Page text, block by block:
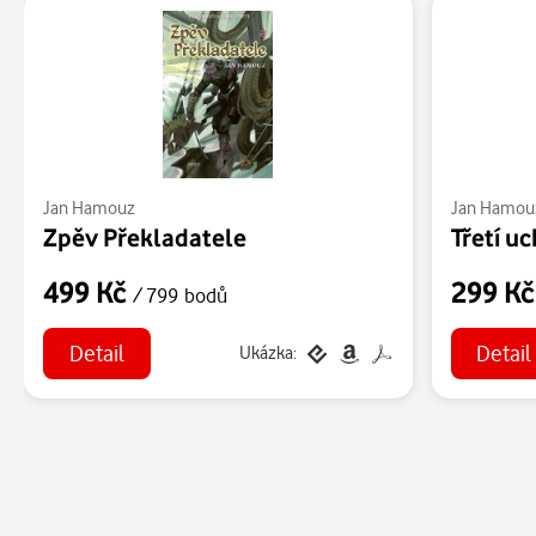
Jan Hamouz
Zpěv Překladatele
499 Kč / 799 bodů
Detail Ukázka:
Jan
Třetí
299
Detail